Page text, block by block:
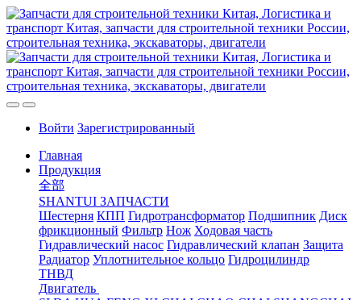
Войти Зарегистрированный
Главная
Продукция
全部
SHANTUI ЗАПЧАСТИ
Шестерня КПП Гидротрансформатор Подшипник Диск
фрикционный Фильтр Нож Ходовая часть
Гидравлический насос Гидравлический клапан Защита
Радиатор Уплотнительное кольцо Гидроцилиндр
ТНВД
Двигатель